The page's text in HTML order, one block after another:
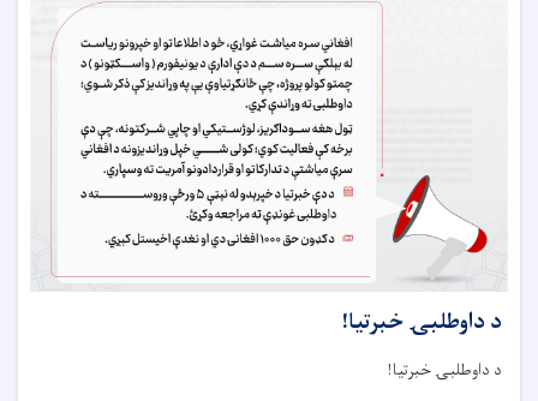
د داوطلبۍ خبرتيا!
د داوطلبۍ خبرتيا!